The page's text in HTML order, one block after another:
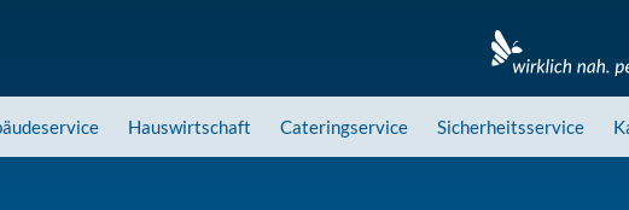
Hauswirtschaft Cateringservice Sicherheitsservice